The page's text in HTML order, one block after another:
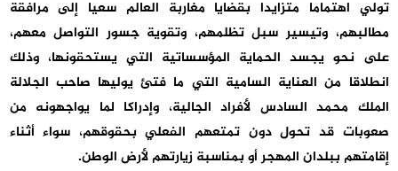
تولي اهتماما متزايدا بقضايا مغاربة العالم سعيا إلى مرافقة
مطالبهم، وتيسير سبل تظلمهم، وتقوية جسور التواصل معهم،
على نحو يجسد الحماية المؤسساتية التي يستحقونها، وذلك
انطلاقا من العناية السامية التي ما فتئ يوليها صاحب الجلالة
الملك محمد السادس لأفراد الجالية، وإدراكا لما يواجهونه من
صعوبات قد تحول دون تمتعهم الفعلي بحقوقهم، سواء أثناء
إقامتهم ببلدان المهجر أو بمناسبة زيارتهم لأرض الوطن.